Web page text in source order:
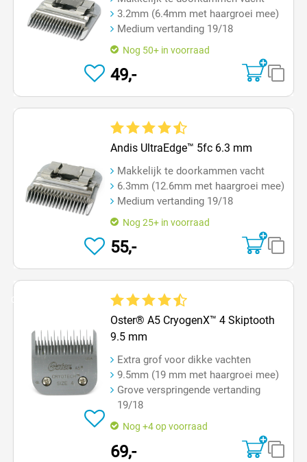
3.2mm (6.4mm met haargroei mee)
Medium vertanding 19/18
Nog 50+ in voorraad
49,-
Andis UltraEdge™ 5fc 6.3 mm
Makkelijk te doorkammen vacht
6.3mm (12.6mm met haargroei mee)
Medium vertanding 19/18
Nog 25+ in voorraad
55,-
Op=Op
Oster® A5 CryogenX™ 4 Skiptooth
9.5 mm
Extra grof voor dikke vachten
9.5mm (19 mm met haargroei mee)
Grove verspringende vertanding
19/18
Nog +4 op voorraad
69,-